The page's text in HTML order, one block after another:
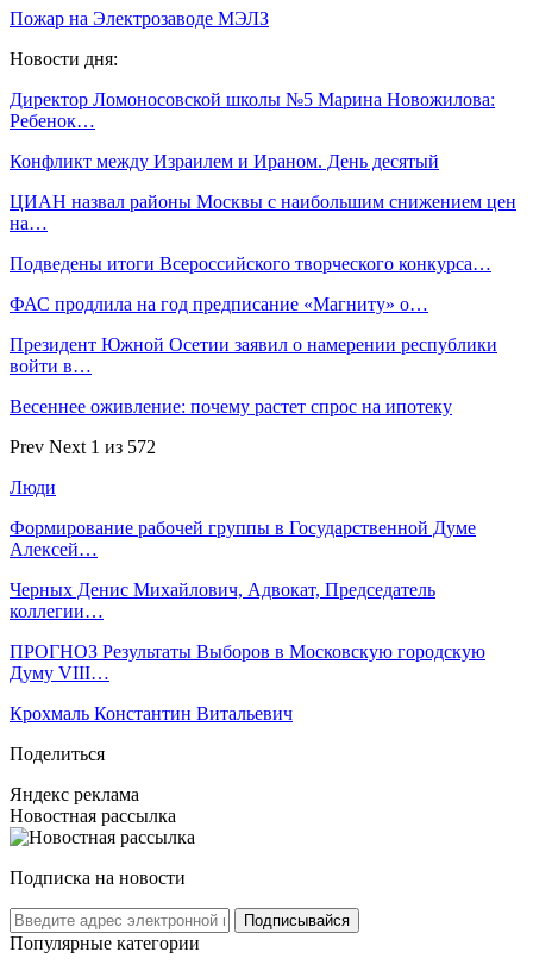
Пожар на Электрозаводе МЭЛЗ
Новости дня:
Директор Ломоносовской школы №5 Марина Новожилова:
Ребенок…
Конфликт между Израилем и Ираном. День десятый
ЦИАН назвал районы Москвы с наибольшим снижением цен
на…
Подведены итоги Всероссийского творческого конкурса…
ФАС продлила на год предписание «Магниту» о…
Президент Южной Осетии заявил о намерении республики
войти в…
Весеннее оживление: почему растет спрос на ипотеку
Prev Next 1 из 572
Люди
Формирование рабочей группы в Государственной Думе
Алексей…
Черных Денис Михайлович, Адвокат, Председатель
коллегии…
ПРОГНОЗ Результаты Выборов в Московскую городскую
Думу VIII…
Крохмаль Константин Витальевич
Поделиться
Яндекс реклама
Новостная рассылка
Подписка на новости
Подписывайся
Популярные категории